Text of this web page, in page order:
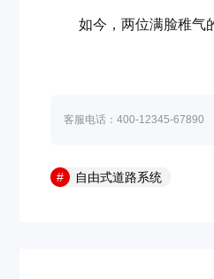
如今，两位满脸稚气的
客服电话：400-12345-67890
自由式道路系统